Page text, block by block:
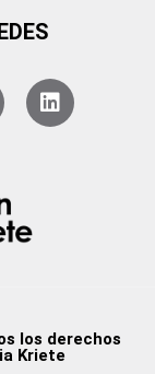
los derechos
Kriete